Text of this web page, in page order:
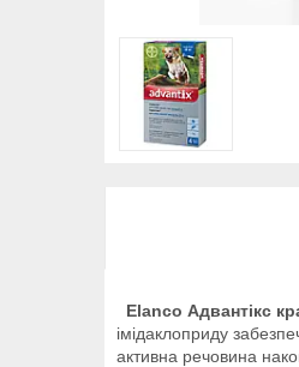
Elanco Адвантікс
імідаклоприду
активна речовина